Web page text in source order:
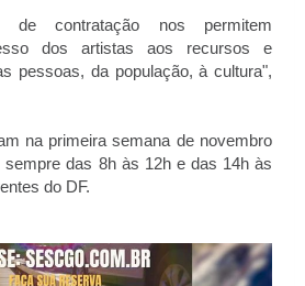
de contratação nos permitem
dos artistas aos recursos e
pessoas, da população, à cultura",
na primeira semana de novembro
das 8h às 12h e das 14h às
do DF.